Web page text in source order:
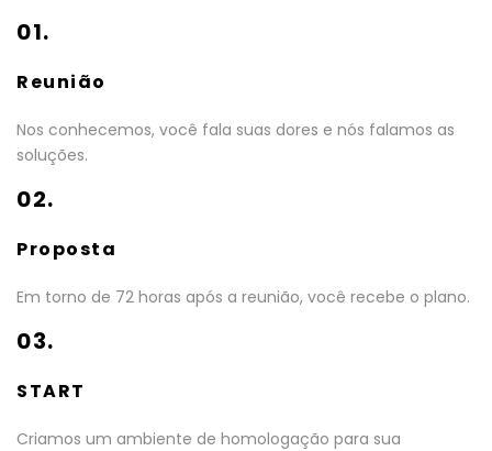
01.
Reunião
Nos conhecemos, você fala suas dores e nós falamos as
soluções.
02.
Proposta
Em torno de 72 horas após a reunião, você recebe o plano.
03.
START
Criamos um ambiente de homologação para sua